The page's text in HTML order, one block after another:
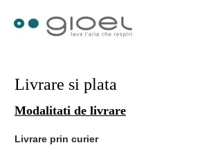
Livrare si plata
Modalitati de livrare
Livrare prin curier